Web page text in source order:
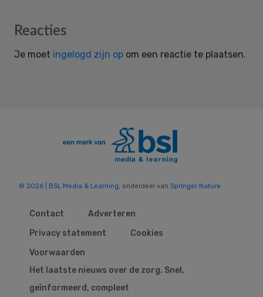
Reader
Reacties
Je moet ingelogd zijn op om een reactie te plaatsen.
© 2026 | BSL Media & Learning, onderdeel van Springer Nature
Contact
Adverteren
Privacy statement
Cookies
Voorwaarden
Het laatste nieuws over de zorg. Snel,
geïnformeerd, compleet